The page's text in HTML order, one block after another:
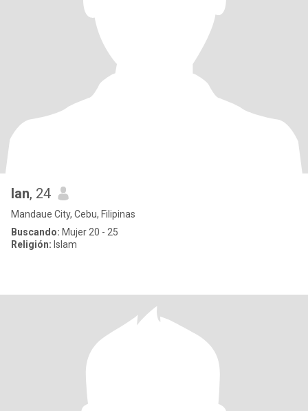
lan, 24
Mandaue City, Cebu, Filipinas
Buscando: Mujer 20 - 25
Religión: Islam